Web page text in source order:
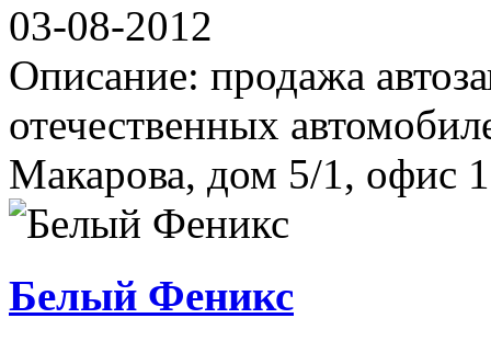
03-08-2012
Описание: продажа
отечественных
Макарова, дом 5/1, офис
Белый Феникс